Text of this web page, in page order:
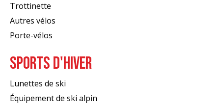
Trottinette
Autres vélos
Porte-vélos
SPORTS D'HIVER
Lunettes de ski
Équipement de ski alpin